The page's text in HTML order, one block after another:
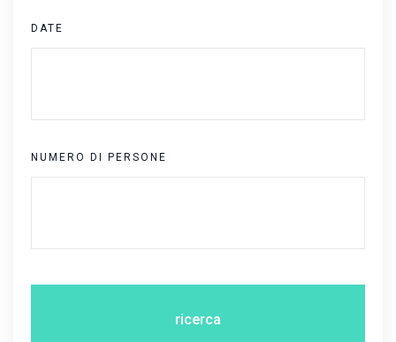
DATE
NUMERO DI PERSONE
ricerca